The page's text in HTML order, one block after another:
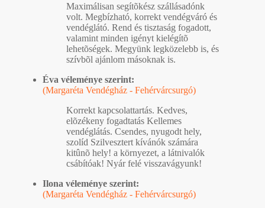
Maximálisan segítõkész szállásadónk
volt. Megbízható, korrekt vendégváró és
vendéglátó. Rend és tisztaság fogadott,
valamint minden igényt kielégítõ
lehetõségek. Megyünk legközelebb is, és
szívbõl ajánlom másoknak is.
Éva véleménye szerint:
(Margaréta Vendégház - Fehérvárcsurgó)
Korrekt kapcsolattartás. Kedves,
elõzékeny fogadtatás Kellemes
vendéglátás. Csendes, nyugodt hely,
szolíd Szilvesztert kívánók számára
kitûnõ hely! a környezet, a látnivalók
csábítóak! Nyár felé visszavágyunk!
Ilona véleménye szerint:
(Margaréta Vendégház - Fehérvárcsurgó)